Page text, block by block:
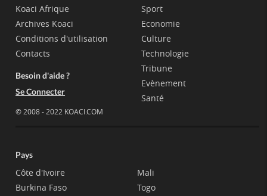
Koaci Afrique
Archives Koaci
Conditions d'utilisation
Contacts
Besoin d'aide ?
Se Connecter
© 2008 - 2022 KOACI.COM
Sport
Economie
Culture
Technologie
Tribune
Evènement
Santé
Pays
Côte d'Ivoire
Burkina Faso
Mali
Togo